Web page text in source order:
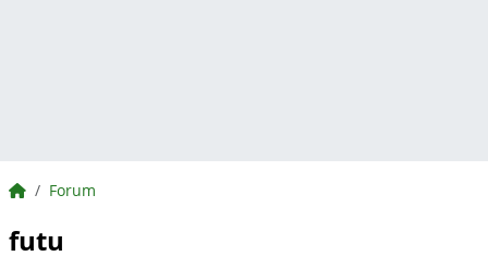
BörsenNEWS.de
Forum
futu